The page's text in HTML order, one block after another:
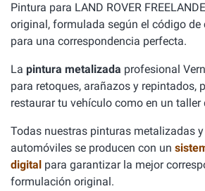
Pintura para LAND ROVER
original, formulada según el código de
para una correspondencia perfecta.
La pintura metalizada profesional
para retoques, arañazos y repintados,
restaurar tu vehículo como en un taller
Todas nuestras pinturas metalizadas
automóviles se producen con un
digital para garantizar la mejor
formulación original.